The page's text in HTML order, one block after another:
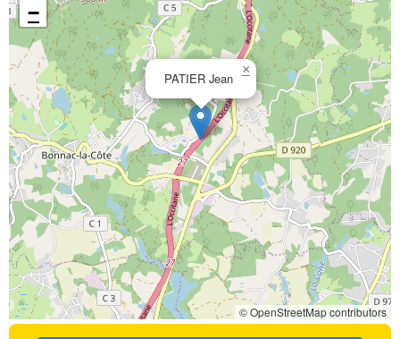
PATIER Jean
×
−
© OpenStreetMap contributors